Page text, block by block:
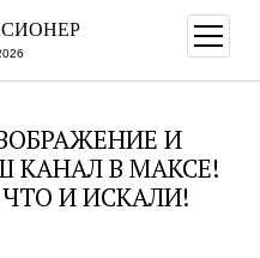
меню
И
КАНАЛ В МАКСЕ!
И ИСКАЛИ!